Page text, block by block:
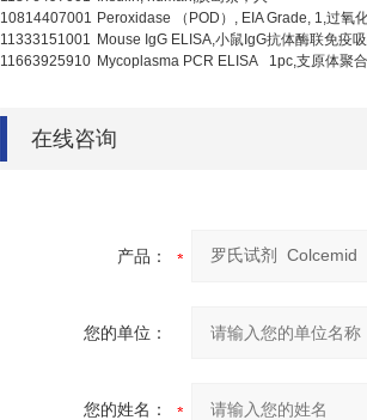
10814407001 Peroxidase （POD）, EIA Grade, 1,过氧
11333151001 Mouse IgG ELISA,小鼠IgG抗体酶联免疫
11663925910 Mycoplasma PCR ELISA 1pc,支原体聚
在线咨询
产品：
您的单位：
您的姓名：